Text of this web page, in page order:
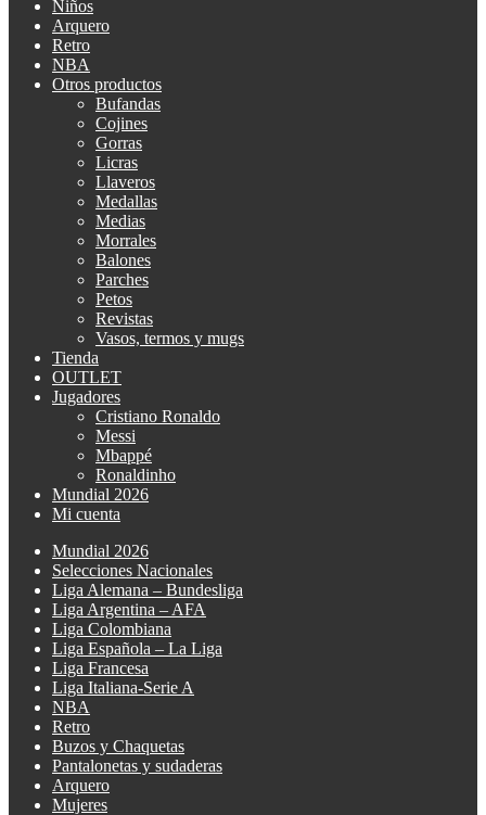
Niños
Arquero
Retro
NBA
Otros productos
Bufandas
Cojines
Gorras
Licras
Llaveros
Medallas
Medias
Morrales
Balones
Parches
Petos
Revistas
Vasos, termos y mugs
Tienda
OUTLET
Jugadores
Cristiano Ronaldo
Messi
Mbappé
Ronaldinho
Mundial 2026
Mi cuenta
Mundial 2026
Selecciones Nacionales
Liga Alemana – Bundesliga
Liga Argentina – AFA
Liga Colombiana
Liga Española – La Liga
Liga Francesa
Liga Italiana-Serie A
NBA
Retro
Buzos y Chaquetas
Pantalonetas y sudaderas
Arquero
Mujeres